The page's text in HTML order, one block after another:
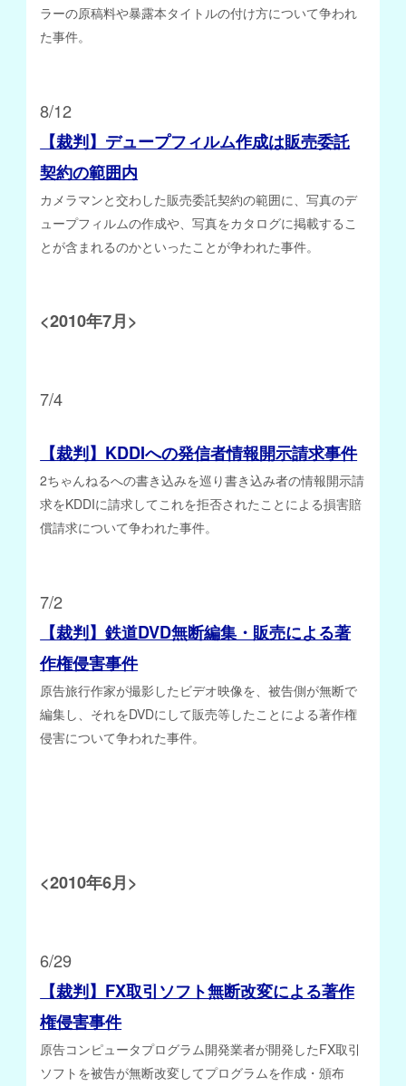
ラーの原稿料や暴露本タイトルの付け方について争われ
た事件。
8/12
【裁判】デュープフィルム作成は販売委託
契約の範囲内
カメラマンと交わした販売委託契約の範囲に、写真のデ
ュープフィルムの作成や、写真をカタログに掲載するこ
とが含まれるのかといったことが争われた事件。
<2010年7月>
7/4
【裁判】KDDIへの発信者情報開示請求事件
2ちゃんねるへの書き込みを巡り書き込み者の情報開示請
求をKDDIに請求してこれを拒否されたことによる損害賠
償請求について争われた事件。
7/2
【裁判】鉄道DVD無断編集・販売による著
作権侵害事件
原告旅行作家が撮影したビデオ映像を、被告側が無断で
編集し、それをDVDにして販売等したことによる著作権
侵害について争われた事件。
<2010年6月>
6/29
【裁判】FX取引ソフト無断改変による著作
権侵害事件
原告コンピュータプログラム開発業者が開発したFX取引
ソフトを被告が無断改変してプログラムを作成・頒布